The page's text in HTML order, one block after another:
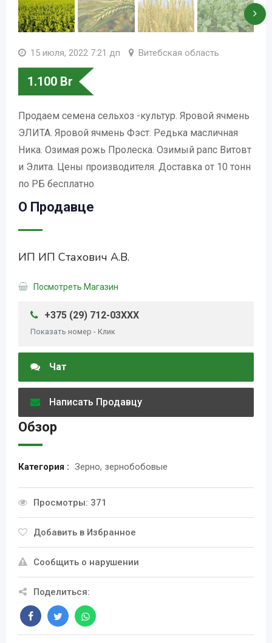
15 июля, 2022 7:21 дп Витебская область
1.100 Br
Продаем семена сельхоз -культур. Яровой ячмень
ЭЛИТА. Яровой ячмень Фэст. Редька масличная
Ника. Озимая рожь Пролеска. Озимый рапс Витовт
и Элита. Цены производителя. Доставка от 10 тонн
по РБ бесплатно
О Продавце
ИП ИП Стахович А.В.
Посмотреть Магазин
+375 (29) 712-03XXX
Показать номер - Клик
Чат
Написать Продавцу
Обзор
Категория : Зерно, зернобобовые
Просмотры: 371
Добавить в Избранное
Сообщить о нарушении
Поделиться: